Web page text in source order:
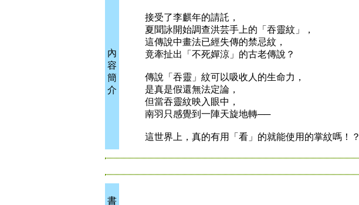
內
容
簡
介
接受了李麒年的請託，
夏聞詠開始調查洪芸手上的「吞靈紋」，
這傳說中畫法已經失傳的禁忌紋，
竟牽扯出「不死嬋涼」的古老傳說？
傳說「吞靈」紋可以吸收人的生命力，
是真是假還無法定論，
但當吞靈紋映入眼中，
南羽只感覺到一陣天旋地轉──
這世界上，真的有用「看」的就能使用的掌紋嗎！？
書